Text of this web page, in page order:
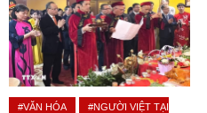
#VĂN HÓA
#NGƯỜI VIỆT TẠI